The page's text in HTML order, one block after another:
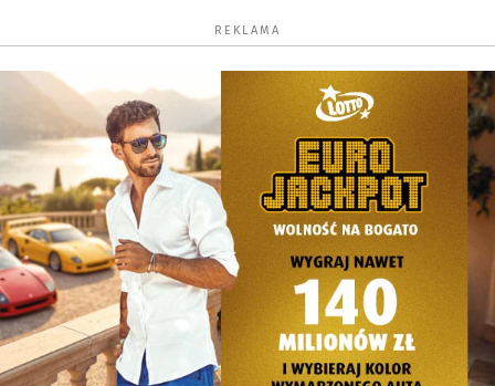
REKLAMA